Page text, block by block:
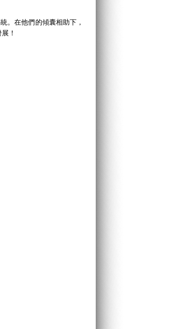
在他們的傾囊相助下，
！